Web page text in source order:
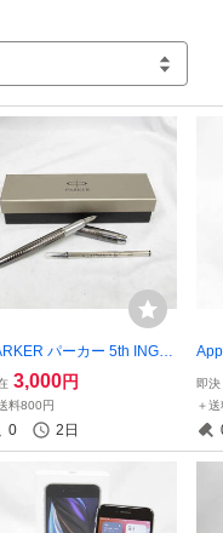
古物営業
パーカー 5th INGE
インジェニュイティ
F ブラック 筆記確認済
筆記用具 筆記具 文房具 現
20260804M(NT)
3,000円
料800円
0 2日
3
ー
済
ホ
即決
＋